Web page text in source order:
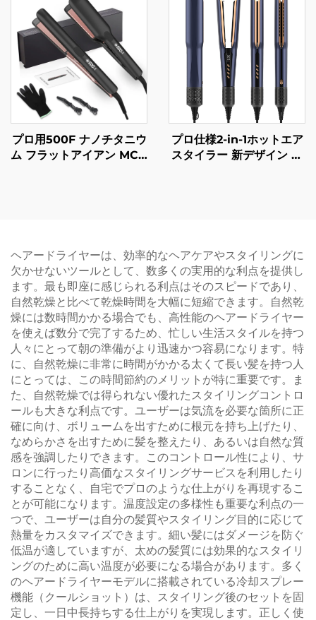
プロ用500F ナノチタニウ
ム フラットアイアン MCH
プロ仕様2-in-1ホットエア
スタイラー 新デザイン フ
ヘアードライヤーは、効率的なヘアケアやスタイリングに
欠かせないツールとして、数多くの実用的な利点を提供し
ます。最も即座に感じられる利点はそのスピードであり、
自然乾燥と比べて乾燥時間を大幅に短縮できます。自然乾
燥には数時間かかる場合でも、高性能のヘアードライヤー
を使えば数分で完了するため、忙しい生活スタイルを持つ
人々にとって朝の準備がより迅速かつ容易になります。特
に、自然乾燥に非常に時間がかかる太くて長い髪を持つ人
にとっては、この時間節約のメリットが特に重要です。ま
た、自然乾燥では得られない優れたスタイリングコントロ
ールも大きな利点です。ユーザーは気流を必要な箇所に正
確に向け、ボリュームを出すために根元を持ち上げたり、
なめらかさを出すために髪を整えたり、あるいは自然な質
感を強調したりできます。このコントロール性により、サ
ロンに行ったり高価なスタイリングサービスを利用したり
することなく、自宅でプロのような仕上がりを再現するこ
とが可能になります。温度設定の多様性も重要な利点の一
つで、ユーザーは自分の髪質やスタイリング目的に応じて
熱量をカスタマイズできます。細い髪にはダメージを防ぐ
低温が適していますが、太めの髪質には効果的なスタイリ
ングのために高い温度が必要になる場合があります。多く
のヘアードライヤーモデルに搭載されている冷却スプレー
機能（クールショット）は、スタイリング後のセットを固
定し、一日中長持ちする仕上がりを実現します。正しく使